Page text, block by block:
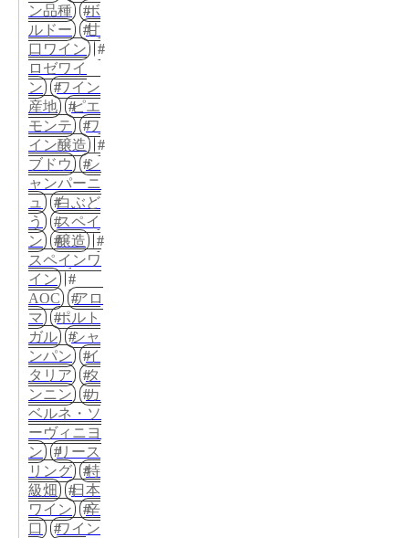
ン品種
ボ
ルドー
甘
口ワイン
ロゼワイ
ン
ワイン
産地
ピエ
モンテ
ワ
イン醸造
ブドウ
シ
ャンパーニ
ュ
白ぶど
う
スペイ
ン
醸造
スペインワ
イン
AOC
アロ
マ
ポルト
ガル
シャ
ンパン
イ
タリア
タ
ンニン
カ
ベルネ・ソ
ーヴィニヨ
ン
リース
リング
特
級畑
日本
ワイン
辛
口
ワイン